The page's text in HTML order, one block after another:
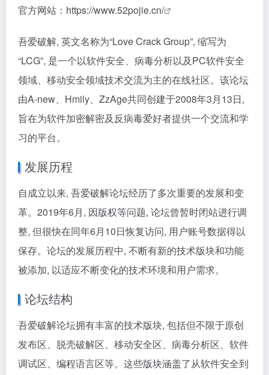
官方网站： https://www.52pojie.cn/
吾爱破解, 英文名称为“Love Crack Group”, 缩写为
“LCG”, 是一个以软件安全、病毒分析以及PC软件安全
领域、移动安全领域技术交流为主的在线社区。该论坛
由A-new、Hmily、ZzAge共同创建于2008年3月13日,
旨在为软件加密解密及反病毒爱好者提供一个交流和学
习的平台。
发展历程
自成立以来, 吾爱破解论坛经历了多次重要的发展和变
革。2019年6月, 因版权等问题, 论坛曾暂时闭站进行调
整, 但很快在同年6月10日恢复访问, 用户账号数据得以
保存。论坛的发展历程中, 不断有新的技术版块和功能
被添加, 以适应不断变化的技术环境和用户需求。
论坛结构
吾爱破解论坛拥有丰富的技术版块, 包括但不限于原创
发布区、脱壳破解区、移动安全区、病毒分析区、软件
调试区、编程语言区等。这些版块涵盖了从软件安全到